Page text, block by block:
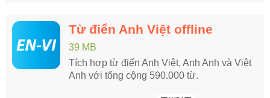
Từ điển Anh Việt offline
39 MB
Tích hợp từ điển Anh Việt, Anh Anh và Việt
Anh với tổng cộng 590.000 từ.